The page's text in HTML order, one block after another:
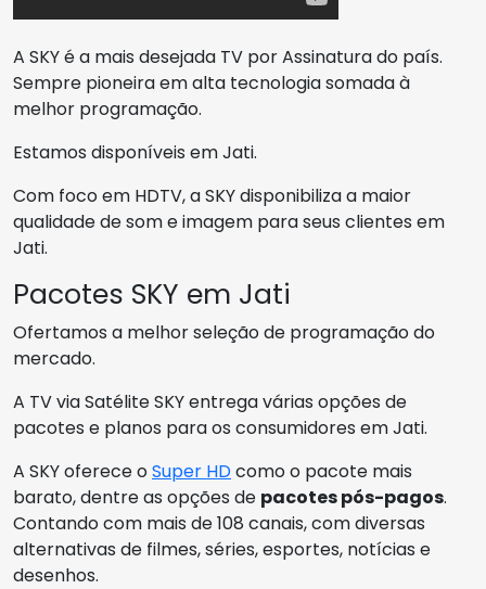
A SKY é a mais desejada TV por Assinatura do país.
Sempre pioneira em alta tecnologia somada à
melhor programação.
Estamos disponíveis em Jati.
Com foco em HDTV, a SKY disponibiliza a maior
qualidade de som e imagem para seus clientes em
Jati.
Pacotes SKY em Jati
Ofertamos a melhor seleção de programação do
mercado.
A TV via Satélite SKY entrega várias opções de
pacotes e planos para os consumidores em Jati.
A SKY oferece oSuper HDcomo o pacote mais
barato, dentre as opções de pacotes pós-pagos.
Contando com mais de 108 canais, com diversas
alternativas de filmes, séries, esportes, notícias e
desenhos.